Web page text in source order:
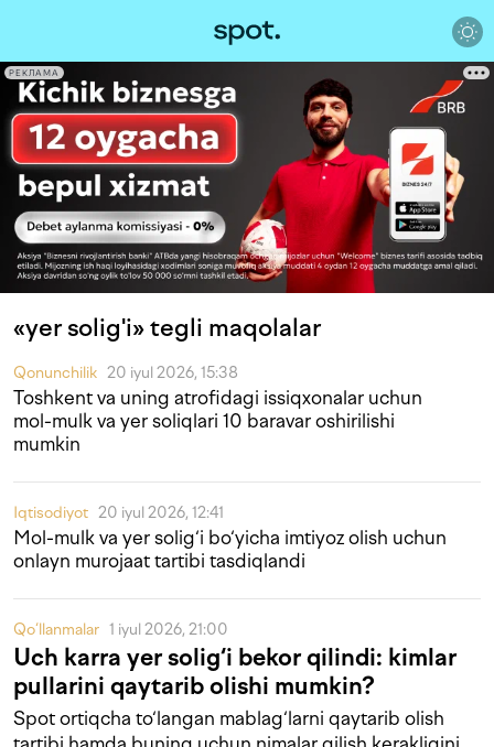
РЕКЛАМА
«yer solig'i» tegli maqolalar
Qonunchilik 20 iyul 2026, 15:38
Toshkent va uning atrofidagi issiqxonalar uchun
mol-mulk va yer soliqlari 10 baravar oshirilishi
mumkin
Iqtisodiyot 20 iyul 2026, 12:41
Mol-mulk va yer solig‘i bo‘yicha imtiyoz olish uchun
onlayn murojaat tartibi tasdiqlandi
Qo‘llanmalar 1 iyul 2026, 21:00
Uch karra yer solig‘i bekor qilindi: kimlar
pullarini qaytarib olishi mumkin?
Spot ortiqcha to‘langan mablag‘larni qaytarib olish